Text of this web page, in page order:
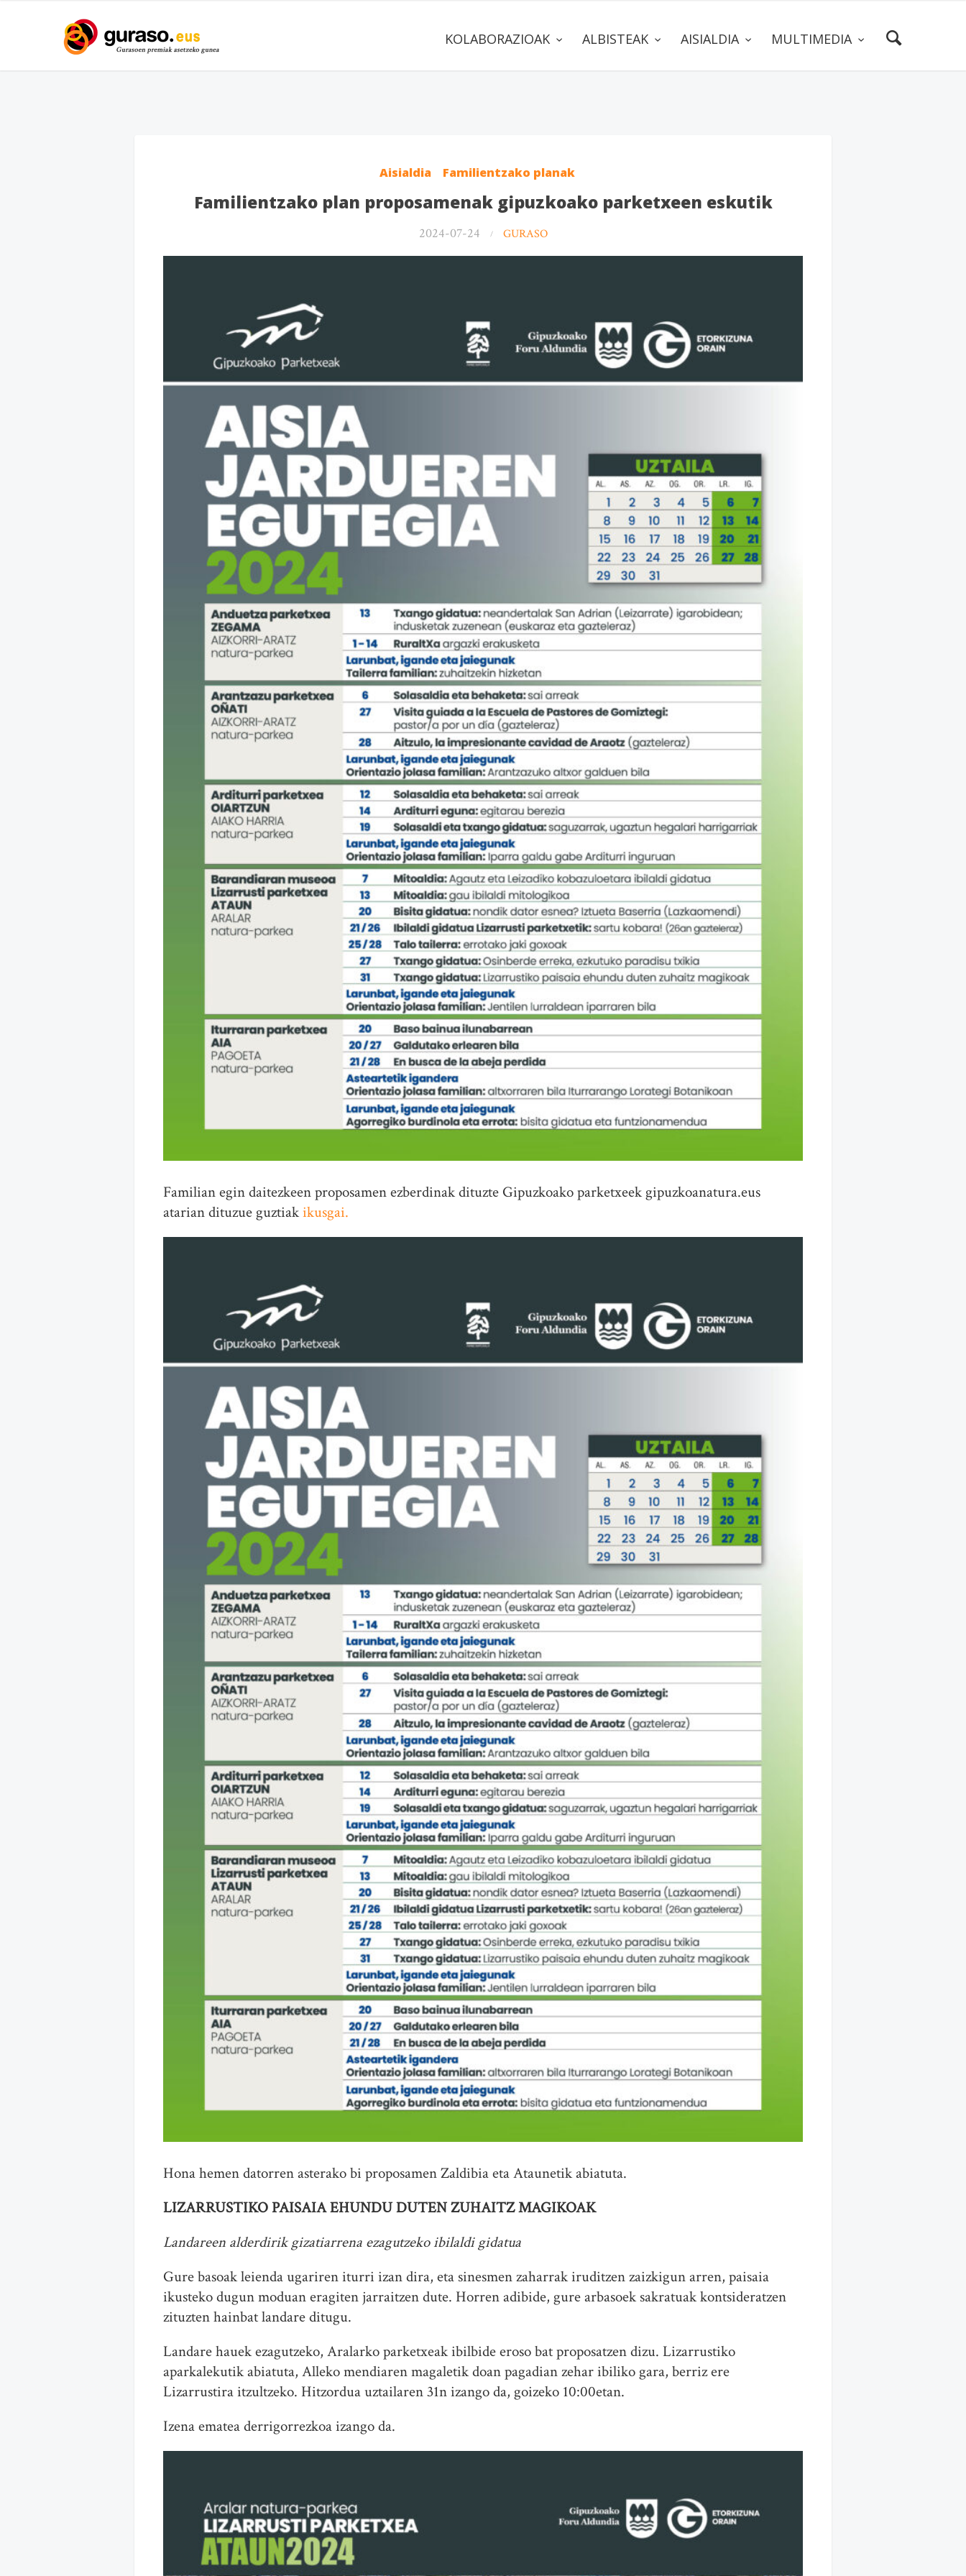
KOLABORAZIOAK ALBISTEAK AISIALDIA MULTIMEDIA
Aisialdia Familientzako planak
Familientzako plan proposamenak gipuzkoako parketxeen eskutik
2024-07-24 GURASO
Familian egin daitezkeen proposamen ezberdinak dituzte Gipuzkoako parketxeek gipuzkoanatura.eus
atarian dituzue guztiakikusgai.
Hona hemen datorren asterako bi proposamen Zaldibia eta Ataunetik abiatuta.
LIZARRUSTIKO PAISAIA EHUNDU DUTEN ZUHAITZ MAGIKOAK
Landareen alderdirik gizatiarrena ezagutzeko ibilaldi gidatua
Gure basoak leienda ugariren iturri izan dira, eta sinesmen zaharrak iruditzen zaizkigun arren, paisaia
ikusteko dugun moduan eragiten jarraitzen dute. Horren adibide, gure arbasoek sakratuak kontsideratzen
zituzten hainbat landare ditugu.
Landare hauek ezagutzeko, Aralarko parketxeak ibilbide eroso bat proposatzen dizu. Lizarrustiko
aparkalekutik abiatuta, Alleko mendiaren magaletik doan pagadian zehar ibiliko gara, berriz ere
Lizarrustira itzultzeko. Hitzordua uztailaren 31n izango da, goizeko 10:00etan.
Izena ematea derrigorrezkoa izango da.